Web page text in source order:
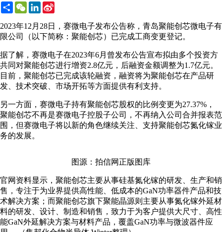
ShareWeChatLinkedIn
2023年12月28日，赛微电子发布公告称，青岛聚能创芯微电子有
限公司（以下简称：聚能创芯）已完成工商变更登记。
据了解，赛微电子在2023年6月曾发布公告宣布拟由多个投资方
共同对聚能创芯进行增资2.8亿元，后融资金额调整为1.7亿元。
目前，聚能创芯已完成该轮融资，融资将为聚能创芯在产品研
发、技术突破、市场开拓等方面提供有利支持。
另一方面，赛微电子持有聚能创芯股权的比例变更为27.37%，
聚能创芯不再是赛微电子控股子公司，不再纳入公司合并报表范
围，但赛微电子将以新的角色继续关注、支持聚能创芯氮化镓业
务的发展。
图源：拍信网正版图库
官网资料显示，聚能创芯主要从事硅基氮化镓的研发、生产和销
售，专注于为业界提供高性能、低成本的GaN功率器件产品和技
术解决方案；而聚能创芯旗下聚能晶源则主要从事氮化镓外延材
料的研发、设计、制造和销售，致力于为客户提供大尺寸、高性
能GaN外延解决方案与材料产品，覆盖GaN功率与微波器件应